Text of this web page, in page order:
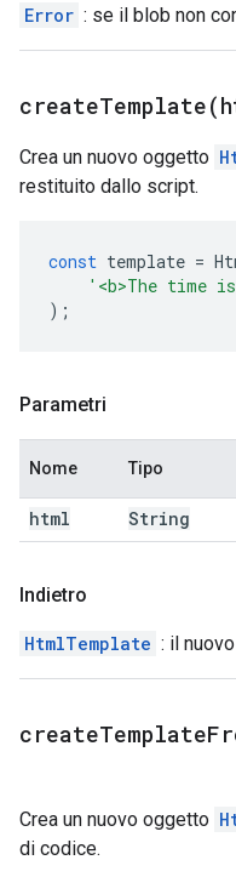
Error : se il blob non
createTemplate(
Crea un nuovo oggetto
restituito dallo script.
const template =
'<b>The time
);
Parametri
Nome Tipo
html String
Indietro
HtmlTemplate : il
Crea un nuovo oggetto
di codice.